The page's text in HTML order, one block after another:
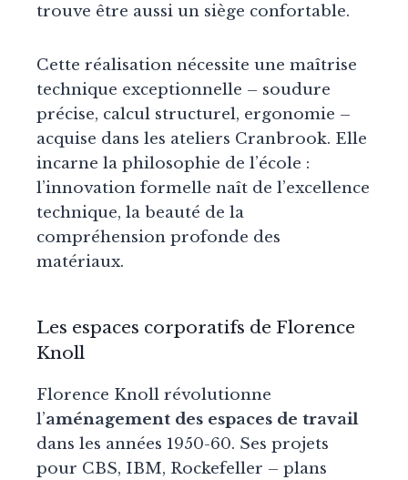
trouve être aussi un siège confortable.
Cette réalisation nécessite une maîtrise
technique exceptionnelle – soudure
précise, calcul structurel, ergonomie –
acquise dans les ateliers Cranbrook. Elle
incarne la philosophie de l’école :
l’innovation formelle naît de l’excellence
technique, la beauté de la
compréhension profonde des
matériaux.
Les espaces corporatifs de Florence
Knoll
Florence Knoll révolutionne
l’aménagement des espaces de travail
dans les années 1950-60. Ses projets
pour CBS, IBM, Rockefeller – plans